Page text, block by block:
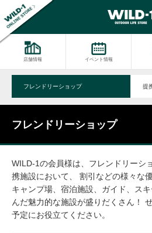
店舗情報 イベント情報
フレンドリーショップ 提
フレンドリーショップ
WILD-1の会員様は、フレンドリーシ
携施設において、 割引などの様々な
キャンプ場、宿泊施設、ガイド、ス
んだ魅力的な施設が盛りだくさん！
予定にお役立てください。